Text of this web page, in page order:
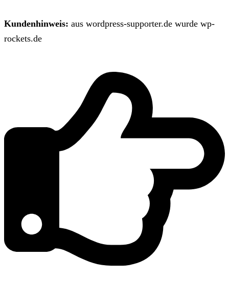
Kundenhinweis: aus wordpress-supporter.de wurde wp-
rockets.de